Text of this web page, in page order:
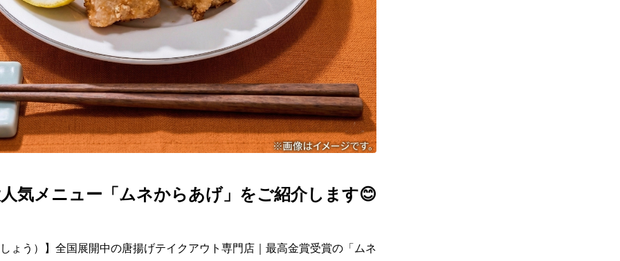
気メニュー「ムネからあげ」をご紹介します😊
ょう）】全国展開中の唐揚げテイクアウト専門店｜最高金賞受賞の「ムネ